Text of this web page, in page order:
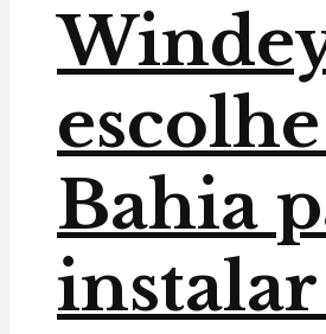
Bahia
instalar